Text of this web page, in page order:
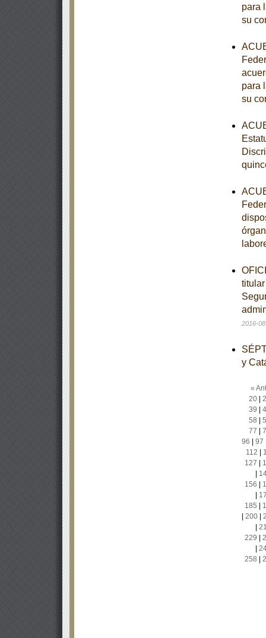
para
su
para
su
2016-
y
«
20|
39
58
77
96
97
112
127
156
185
200|
229
258